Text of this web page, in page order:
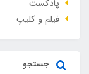
پادکست
فیلم و کلیپ
جستجو